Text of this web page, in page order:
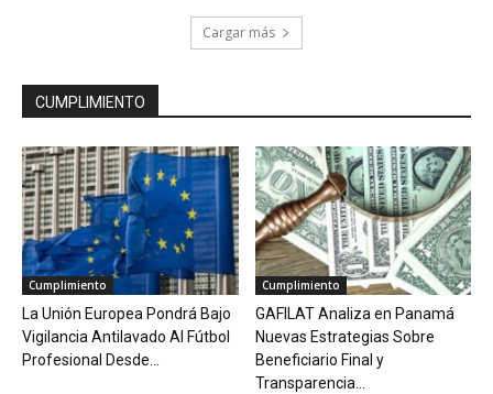
Cargar más
CUMPLIMIENTO
Cumplimiento
La Unión Europea Pondrá Bajo
Vigilancia Antilavado Al Fútbol
Profesional Desde...
Cumplimiento
GAFILAT Analiza en Panamá
Nuevas Estrategias Sobre
Beneficiario Final y
Transparencia...